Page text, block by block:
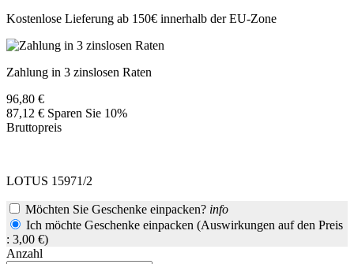
Kostenlose Lieferung ab 150€ innerhalb der EU-Zone
Zahlung in 3 zinslosen Raten
96,80 €
87,12 € Sparen Sie 10%
Bruttopreis
LOTUS 15971/2
Möchten Sie Geschenke einpacken? info
Ich möchte Geschenke einpacken (Auswirkungen auf den Preis
: 3,00 €)
Anzahl